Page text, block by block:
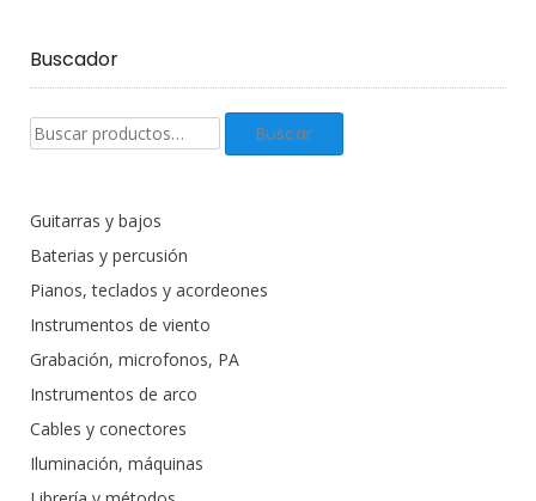
Buscador
Buscar
productos:
Buscar
Guitarras y bajos
Baterias y percusión
Pianos, teclados y acordeones
Instrumentos de viento
Grabación, microfonos, PA
Instrumentos de arco
Cables y conectores
Iluminación, máquinas